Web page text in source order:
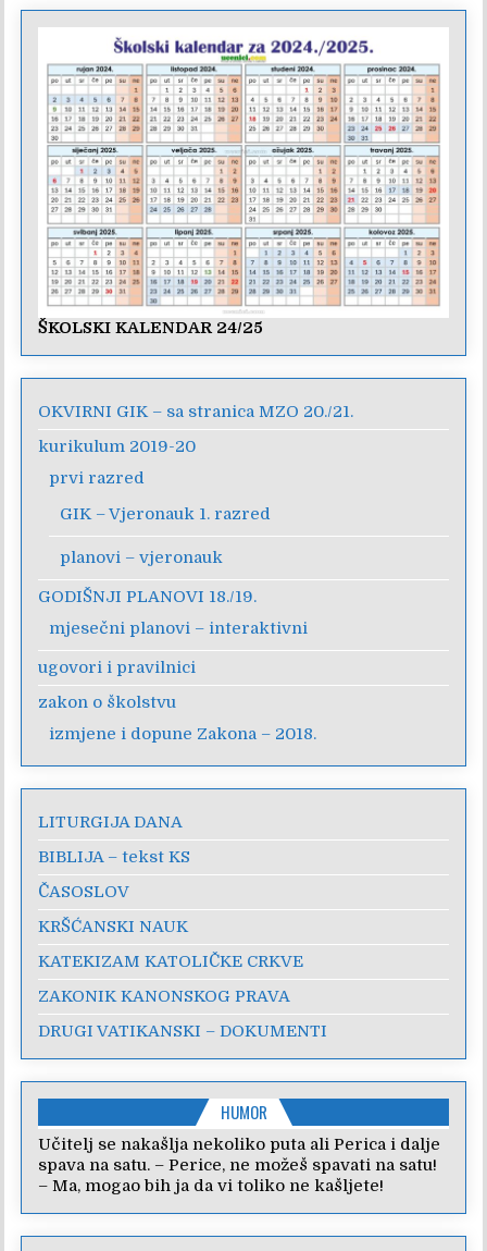
ŠKOLSKI KALENDAR 24/25
OKVIRNI GIK – sa stranica MZO 20./21.
kurikulum 2019-20
prvi razred
GIK – Vjeronauk 1. razred
planovi – vjeronauk
GODIŠNJI PLANOVI 18./19.
mjesečni planovi – interaktivni
ugovori i pravilnici
zakon o školstvu
izmjene i dopune Zakona – 2018.
LITURGIJA DANA
BIBLIJA – tekst KS
ČASOSLOV
KRŠĆANSKI NAUK
KATEKIZAM KATOLIČKE CRKVE
ZAKONIK KANONSKOG PRAVA
DRUGI VATIKANSKI – DOKUMENTI
HUMOR
Učitelj se nakašlja nekoliko puta ali Perica i dalje
spava na satu. – Perice, ne možeš spavati na satu!
– Ma, mogao bih ja da vi toliko ne kašljete!